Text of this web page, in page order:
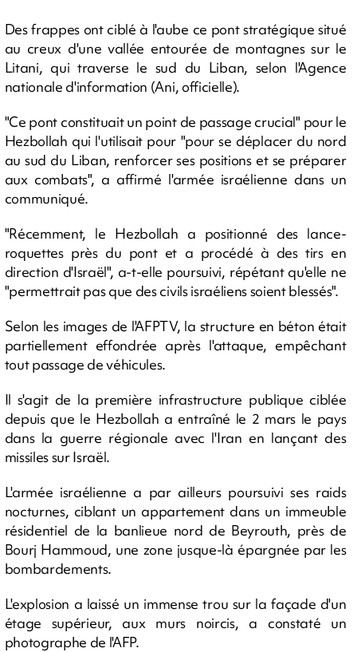
Des frappes ont ciblé à l'aube ce pont stratégique situé
au creux d'une vallée entourée de montagnes sur le
Litani, qui traverse le sud du Liban, selon l'Agence
nationale d'information (Ani, officielle).
"Ce pont constituait un point de passage crucial" pour le
Hezbollah qui l'utilisait pour "pour se déplacer du nord
au sud du Liban, renforcer ses positions et se préparer
aux combats", a affirmé l'armée israélienne dans un
communiqué.
"Récemment, le Hezbollah a positionné des lance-
roquettes près du pont et a procédé à des tirs en
direction d'Israël", a-t-elle poursuivi, répétant qu'elle ne
"permettrait pas que des civils israéliens soient blessés".
Selon les images de l'AFPTV, la structure en béton était
partiellement effondrée après l'attaque, empêchant
tout passage de véhicules.
Il s'agit de la première infrastructure publique ciblée
depuis que le Hezbollah a entraîné le 2 mars le pays
dans la guerre régionale avec l'Iran en lançant des
missiles sur Israël.
L'armée israélienne a par ailleurs poursuivi ses raids
nocturnes, ciblant un appartement dans un immeuble
résidentiel de la banlieue nord de Beyrouth, près de
Bourj Hammoud, une zone jusque-là épargnée par les
bombardements.
L'explosion a laissé un immense trou sur la façade d'un
étage supérieur, aux murs noircis, a constaté un
photographe de l'AFP.